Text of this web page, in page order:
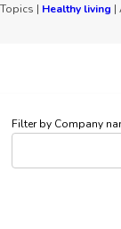
Topics | Healthy living |
Filter by Company